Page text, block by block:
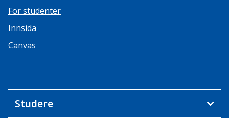
For studenter
Innsida
Canvas
Studere